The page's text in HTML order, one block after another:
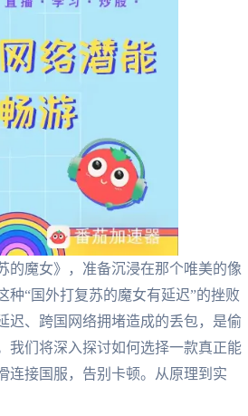
的魔女》，准备沉浸在那个唯美的像
“国外打复苏的魔女有延迟”的挫败
迟、跨国网络拥堵造成的丢包，是偷
我们将深入探讨如何选择一款真正能
连接国服，告别卡顿。从原理到实